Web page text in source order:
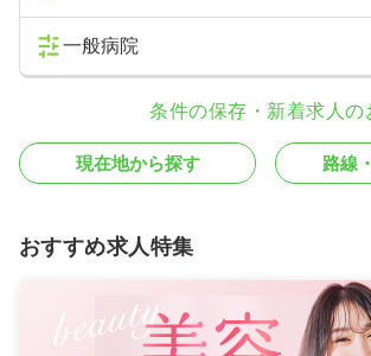
オペ室(手術室)
日勤のみ（常勤）
給与 24.5 万円 /月 賞与4ヶ月
※経験3年の例
年間休日120日
ブランク可
第二新卒可
気になる 詳細
一般病院
条件の保存・新着求人の
現在地から探す 路線
おすすめ求人特集